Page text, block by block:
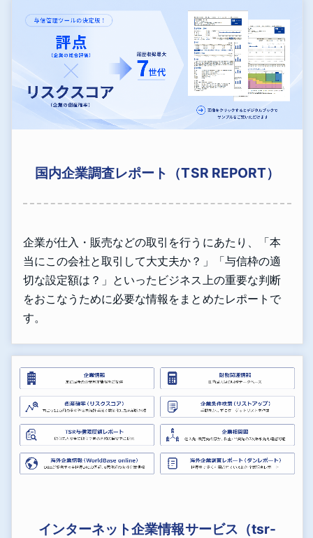
国内企業調査レポート（TSR REPORT）
企業が仕入・販売などの取引を行うにあたり、「本
当にこの会社と取引して大丈夫か？」「与信枠の適
切な設定額は？」といったビジネス上の重要な判断
をおこなうために必要な情報をまとめたレポートで
す。
インターネット企業情報サービス（tsr-